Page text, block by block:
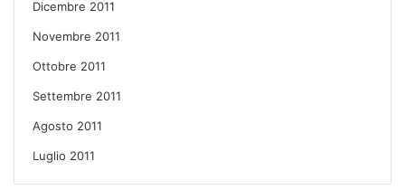
Dicembre 2011
Novembre 2011
Ottobre 2011
Settembre 2011
Agosto 2011
Luglio 2011